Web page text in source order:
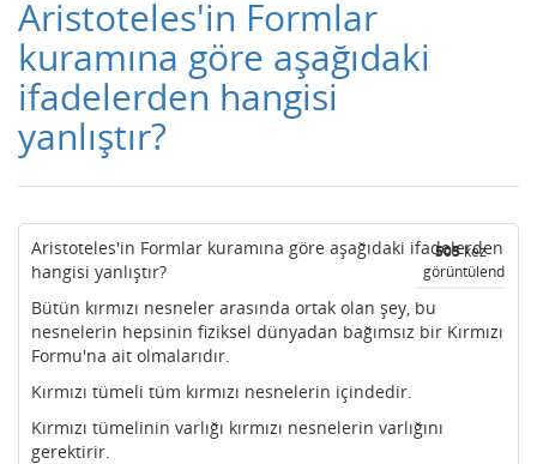
Aristoteles'in Formlar
kuramına göre aşağıdaki
ifadelerden hangisi
yanlıştır?
505kez
görüntülendi
Aristoteles'in Formlar kuramına göre aşağıdaki ifadelerden
hangisi yanlıştır?
Bütün kırmızı nesneler arasında ortak olan şey, bu
nesnelerin hepsinin fiziksel dünyadan bağımsız bir Kırmızı
Formu'na ait olmalarıdır.
Kırmızı tümeli tüm kırmızı nesnelerin içindedir.
Kırmızı tümelinin varlığı kırmızı nesnelerin varlığını
gerektirir.